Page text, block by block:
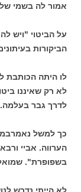
אמור לה בשמי
על הביטוי "ויש
הביקורות
לו היתה הכותבת
לא רק שאיננו
לדרך גבר בעלמה.
כך למשל
הערווה. אביי
בשפופרת".